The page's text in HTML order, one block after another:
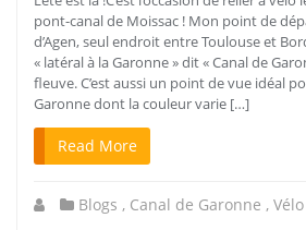
pont-canal de Moissac ! Mon point de
d’Agen, seul endroit entre Toulouse et
« latéral à la Garonne » dit « Canal de
fleuve. C’est aussi un point de vue idéal
Garonne dont la couleur varie […]
Read More
Blogs , Canal de Garonne , Vélo